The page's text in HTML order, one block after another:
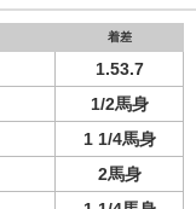
着差
1.53.7
1/2馬身
1 1/4馬身
2馬身